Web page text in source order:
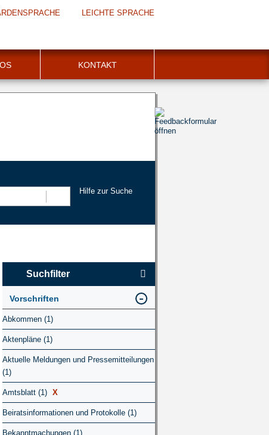
LEICHTE SPRACHE
KONTAKT
Hilfe zur Suche
Suchfilter
Vorschriften
Abkommen (1)
Aktenpläne (1)
Aktuelle Meldungen und Pressemitteilungen
(1)
Amtsblatt (1) X
Beiratsinformationen und Protokolle (1)
Bekanntmachungen (1)